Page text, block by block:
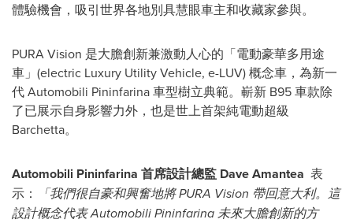
體驗機會，吸引世界各地別具慧眼車主和收藏家參與。
PURA Vision 是大膽創新兼激動人心的「電動豪華多用途
車」(electric Luxury Utility Vehicle, e-LUV) 概念車，為新一
代 Automobili Pininfarina 車型樹立典範。嶄新 B95 車款除
了已展示自身影響力外，也是世上首架純電動超級
Barchetta。
Automobili Pininfarina 首席設計總監 Dave Amantea 表
示：
「我們很自豪和興奮地將 PURA Vision 帶回意大利。這
設計概念代表 Automobili Pininfarina 未來大膽創新的方